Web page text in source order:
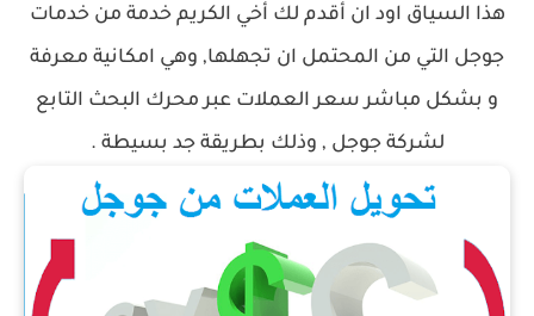
هذا السياق اود ان أقدم لك أخي الكريم خدمة من خدمات
جوجل التي من المحتمل ان تجهلها, وهي امكانية معرفة
و بشكل مباشر سعر العملات عبر محرك البحث التابع
لشركة جوجل , وذلك بطريقة جد بسيطة .